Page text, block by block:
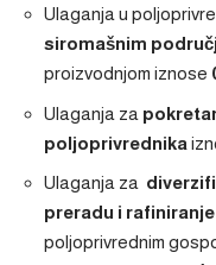
Ulaganja u
siromašnim
proizvodnjom iznose
Ulaganja za
poljoprivrednika
Ulaganja za
preradu i
poljoprivrednim